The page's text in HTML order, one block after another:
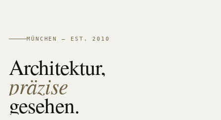
MÜNCHEN — EST. 2010
Architektur,
präzise
gesehen.